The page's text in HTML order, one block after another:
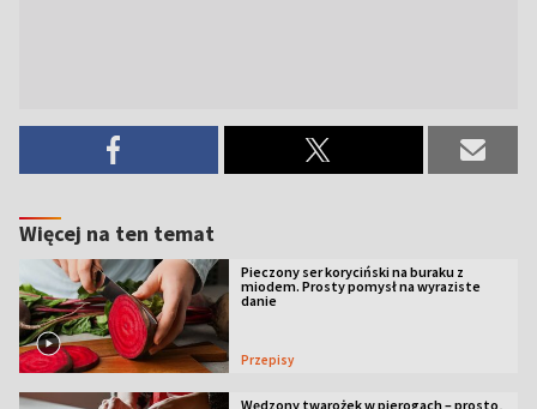
Więcej na ten temat
Pieczony ser koryciński na buraku z
miodem. Prosty pomysł na wyraziste
danie
Przepisy
Wędzony twarożek w pierogach – prosto,